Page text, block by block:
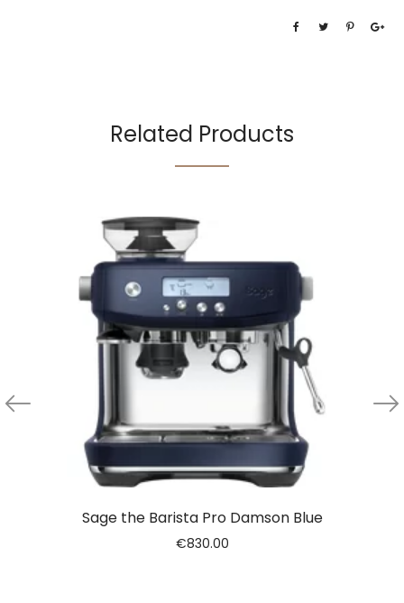
Related Products
Sage the Barista Pro Damson Blue
€830.00